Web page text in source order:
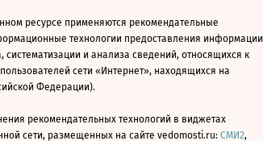
ресурсе применяются рекомендательные
технологии предоставления информации
систематизации и анализа сведений, относящихся к
сети «Интернет», находящихся на
Федерации).
рекомендательных технологий в виджетах
сети, размещенных на сайте vedomosti.ru: СМИ2,